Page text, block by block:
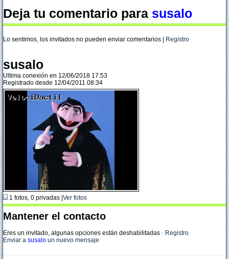
Deja tu comentario para susalo
Lo sentimos, los invitados no pueden enviar comentarios | Registro
susalo
Ultima conexión en 12/06/2018 17:53
Registrado desde 12/04/2011 08:34
1 fotos, 0 privadas | Ver fotos
Mantener el contacto
Eres un invitado, algunas opciones están deshabilitadas · Registro
Enviar a susalo un nuevo mensaje